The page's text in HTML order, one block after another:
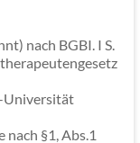
nach BGBI. I S.
Universität
§1, Abs.1